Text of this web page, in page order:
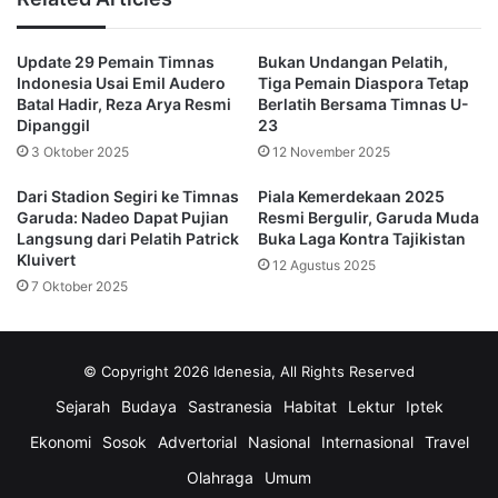
sekaligus menjadi indikasi bahwa klub masih melihat
potensi besar pada sang bek jangkung.
Meski Elkan sudah masuk dalam skuad sementara,
Ipswich Town baru akan meresmikan daftar skuad utama
mereka maksimal pada 1 September 2025, sesuai tenggat
waktu pendaftaran pemain baru di Liga Inggris. Pelatih
Ipswich akan memantau performa setiap pemain, termasuk
menargetkan promosi kembali ke Premier League setelah
terdegradasi pada musim 2024/2025. Kehadiran Elkan
Update 29 Pemain Timnas
Indonesia Usai Emil Audero
Batal Hadir, Reza Arya Resmi
Dipanggil
3 Oktober 2025
Bukan Undangan Pelatih,
Tiga Pemain Diaspora Tetap
Berlatih Bersama Timnas U-
23
12 November 2025
Dari Stadion Segiri ke Timnas
Garuda: Nadeo Dapat Pujian
Langsung dari Pelatih Patrick
Kluivert
7 Oktober 2025
Piala Kemerdekaan 2025
Resmi Bergulir, Garuda Muda
Buka Laga Kontra Tajikistan
12 Agustus 2025
© Copyright 2026 Idenesia, All Rights Reserved
Sejarah Budaya Sastranesia Habitat Lektur
Iptek
Ekonomi
Sosok Advertorial Nasional Internasional
Travel
Olahraga
Umum